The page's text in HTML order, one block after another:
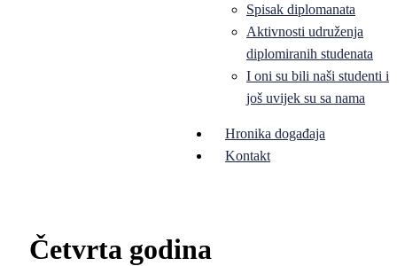
Spisak diplomanata
Aktivnosti udruženja
diplomiranih studenata
I oni su bili naši studenti i
još uvijek su sa nama
Hronika događaja
Kontakt
Četvrta godina